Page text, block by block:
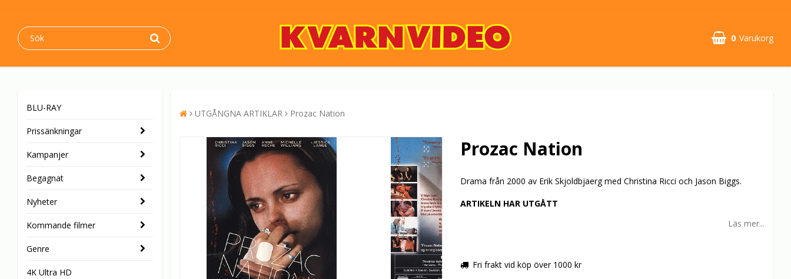
0 Varukorg
BLU-RAY
Prissänkningar
Kampanjer
Begagnat
Nyheter
Kommande filmer
Genre
4K Ultra HD
UTGÅNGNA ARTIKLAR Prozac Nation
Prozac Nation
Drama från 2000 av Erik Skjoldbjaerg med Christina Ricci och Jason Biggs.
ARTIKELN HAR UTGÅTT
Läs mer...
Fri frakt vid köp över 1000 kr